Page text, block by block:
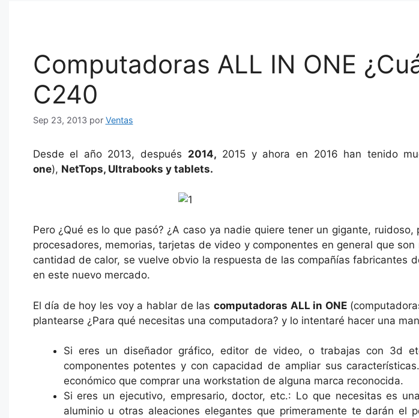
Computadoras ALL IN ONE
C240
Sep 23, 2013 por Ventas
Desde el año 2013, después 2014, 2015 y ahora en 2016 han tenido
one), NetTops, Ultrabooks y tablets.
Pero ¿Qué es lo que pasó? ¿A caso ya nadie quiere tener un gigante,
procesadores, memorias, tarjetas de video y componentes en general que
cantidad de calor, se vuelve obvio la respuesta de las compañías
en este nuevo mercado.
El día de hoy les voy a hablar de las computadoras ALL in ONE
plantearse ¿Para qué necesitas una computadora? y lo intentaré hacer una
Si eres un diseñador gráfico, editor de video, o trabajas con 3d
componentes potentes y con capacidad de ampliar sus
económico que comprar una workstation de alguna marca reconocida.
Si eres un ejecutivo, empresario, doctor, etc.: Lo que necesitas es
aluminio u otras aleaciones elegantes que primeramente te darán